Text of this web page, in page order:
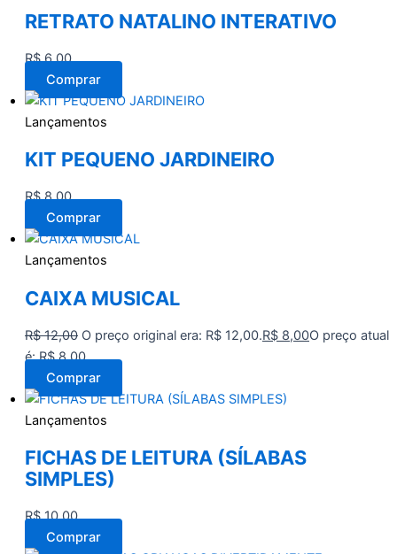
RETRATO NATALINO INTERATIVO
R$6,00
Comprar
Lançamentos
KIT PEQUENO JARDINEIRO
R$8,00
Comprar
Lançamentos
CAIXA MUSICAL
R$12,00 O preço original era: R$ 12,00.R$ 8,00O preço atual
é: R$ 8,00.
Comprar
Lançamentos
FICHAS DE LEITURA (SÍLABAS
SIMPLES)
R$10,00
Comprar